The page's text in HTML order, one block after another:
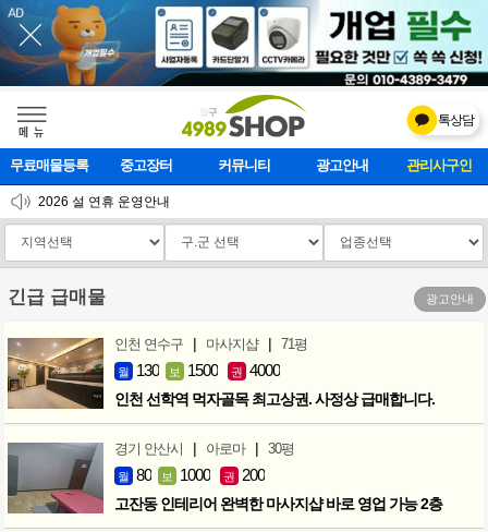
메    뉴
톡상담
무료매물등록 중고장터 커뮤니티 광고안내 마사지클럽
2026 설 연휴 운영안내
[업데이트]모바일 하단 고정메뉴 추가
[업데이트] 개선사항 안내
긴급 급매물 광고안내
인천 연수구 | 마사지샵 | 71평
월 130 보 1500 권 4000
인천 선학역 먹자골목 최고상권. 사정상 급매합니다.
경기 안산시 | 아로마 | 30평
월 80 보 1000 권 200
고잔동 인테리어 완벽한 마사지샵 바로 영업 가능 2층